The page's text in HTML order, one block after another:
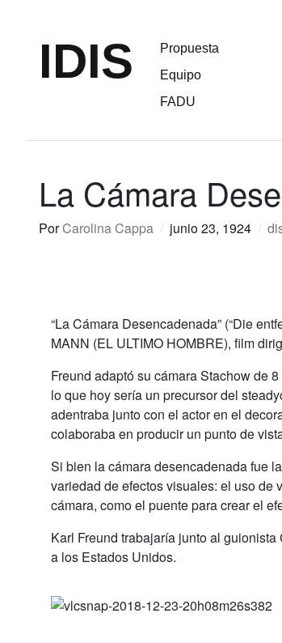
IDIS
Propuesta
Equipo
FADU
La Cámara
PorCarolina Cappa / junio 23, 1924 /
“La Cámara Desencadenada” (“Die
MANN (EL ULTIMO HOMBRE), film
Freund adaptó su cámara Stachow de
lo que hoy sería un precursor del
adentraba junto con el actor en el
colaboraba en producir un punto de
Si bien la cámara desencadenada fue
variedad de efectos visuales: el uso de
cámara, como el puente para crear el
Karl Freund trabajaría junto al
a los Estados Unidos.